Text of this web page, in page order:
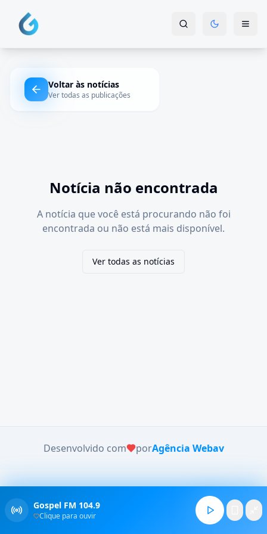
Voltar às notícias
Ver todas as publicações
Notícia não encontrada
A notícia que você está procurando não foi
encontrada ou não está mais disponível.
Ver todas as notícias
Desenvolvido com porAgência Webav
Gospel FM 104.9
Clique para ouvir